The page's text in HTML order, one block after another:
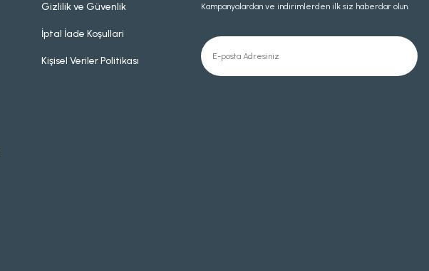
Gizlilik ve Güvenlik
İptal İade Koşullari
Kişisel Veriler Politikası
Kampanyalardan ve indirimlerden ilk siz haberdar olun.